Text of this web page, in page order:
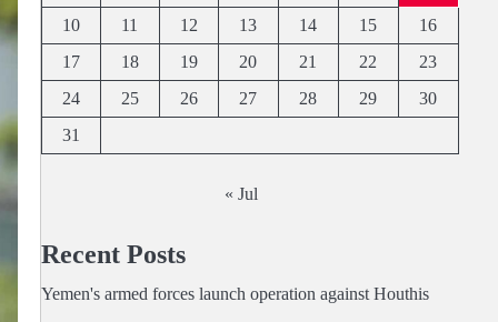
10
11 12 13 14 15
16
17
18 19 20 21 22
23
24
25 26 27 28 29
30
31
« Jul
Recent Posts
Yemen's armed forces launch operation against Houthis